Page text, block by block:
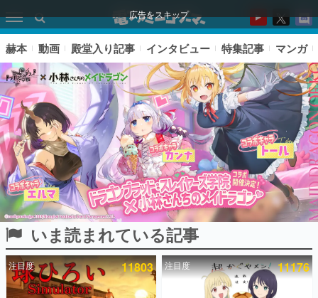
広告をスキップ
ピックアップ
電ファミのいま読まれている記事ランキング
赫本 動画 殿堂入り記事 インタビュー 特集記事 マンガ
いま読まれている記事
注目度 11803 注目度 11176